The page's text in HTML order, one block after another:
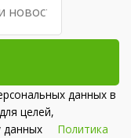
данных в
целей,
данных Политика